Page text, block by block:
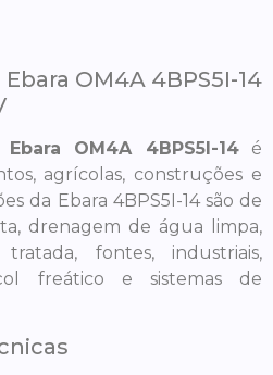
OM4A 4BPS5I-14
OM4A 4BPS5I-14é
agrícolas, construções e
da Ebara 4BPS5I-14 são de
drenagem de água limpa,
fontes, industriais,
freático e sistemas de